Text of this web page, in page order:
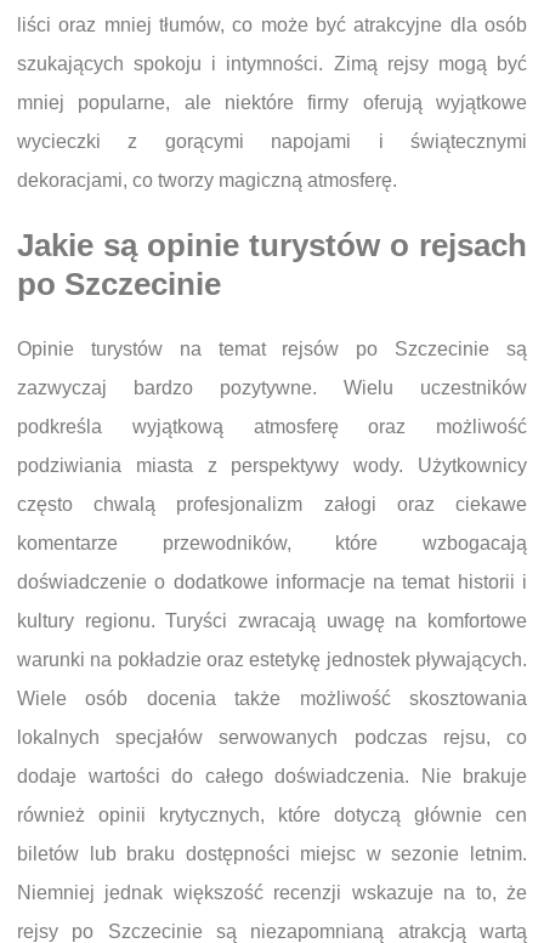
liści oraz mniej tłumów, co może być atrakcyjne dla osób
szukających spokoju i intymności. Zimą rejsy mogą być
mniej popularne, ale niektóre firmy oferują wyjątkowe
wycieczki z gorącymi napojami i świątecznymi
dekoracjami, co tworzy magiczną atmosferę.
Jakie są opinie turystów o rejsach
po Szczecinie
Opinie turystów na temat rejsów po Szczecinie są
zazwyczaj bardzo pozytywne. Wielu uczestników
podkreśla wyjątkową atmosferę oraz możliwość
podziwiania miasta z perspektywy wody. Użytkownicy
często chwalą profesjonalizm załogi oraz ciekawe
komentarze przewodników, które wzbogacają
doświadczenie o dodatkowe informacje na temat historii i
kultury regionu. Turyści zwracają uwagę na komfortowe
warunki na pokładzie oraz estetykę jednostek pływających.
Wiele osób docenia także możliwość skosztowania
lokalnych specjałów serwowanych podczas rejsu, co
dodaje wartości do całego doświadczenia. Nie brakuje
również opinii krytycznych, które dotyczą głównie cen
biletów lub braku dostępności miejsc w sezonie letnim.
Niemniej jednak większość recenzji wskazuje na to, że
rejsy po Szczecinie są niezapomnianą atrakcją wartą